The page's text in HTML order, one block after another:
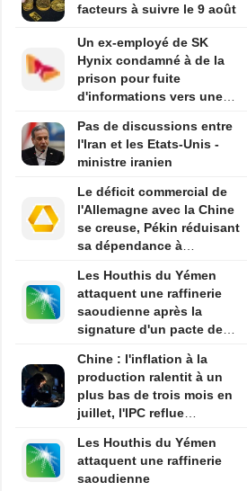
facteurs à suivre le 9 août
Un ex-employé de SK
Hynix condamné à de la
prison pour fuite
d'informations vers une
Yonhap
Pas de discussions entre
l'Iran et les Etats-Unis -
ministre iranien
Le déficit commercial de
l'Allemagne avec la Chine
se creuse, Pékin réduisant
sa dépendance à
Les Houthis du Yémen
attaquent une raffinerie
saoudienne après la
signature d'un pacte de
Chine : l'inflation à la
production ralentit à un
plus bas de trois mois en
juillet, l'IPC reflue
Les Houthis du Yémen
attaquent une raffinerie
saoudienne